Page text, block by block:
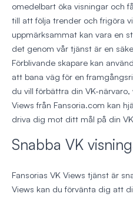
omedelbart öka visningar och
till att följa trender och frigöra
uppmärksammat kan vara en
det genom vår tjänst är en
Förblivande skapare kan
att bana väg för en
du vill förbättra din VK-
Views från Fansoria.com kan
driva dig mot ditt mål på din
Snabba VK
Fansorias VK Views tjänst är
Views kan du förvänta dig att